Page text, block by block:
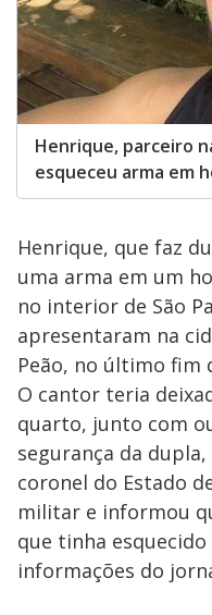
Henrique, parceiro
esqueceu arma em
Henrique, que faz
uma arma em um
no interior de São
apresentaram na
Peão, no último fim
O cantor teria
quarto, junto com
segurança da
coronel do Estado
militar e informou
que tinha
informações do